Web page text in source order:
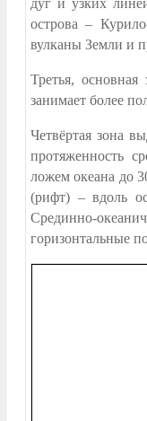
острова –
вулканы Земли и
Третья,
занимает более
Четвёртая зона
протяженность
ложем океана до
(рифт) – вдоль
Срединно-
горизонтальные